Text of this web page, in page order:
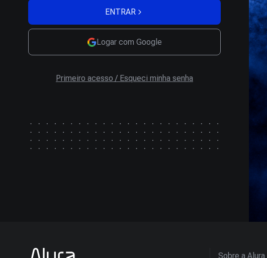
ENTRAR
Logar com Google
Primeiro acesso / Esqueci minha senha
Sobre a Alura